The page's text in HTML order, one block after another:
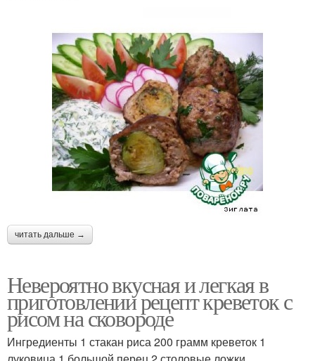
читать дальше →
Невероятно вкусная и легкая в
приготовлении рецепт креветок с
рисом на сковороде
Ингредиенты 1 стакан риса 200 грамм креветок 1